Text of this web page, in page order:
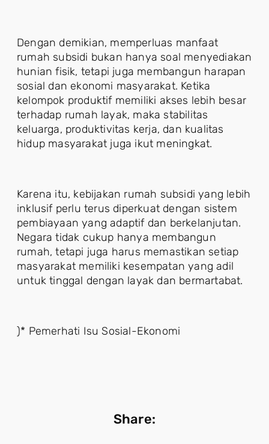
Dengan demikian, memperluas manfaat
rumah subsidi bukan hanya soal menyediakan
hunian fisik, tetapi juga membangun harapan
sosial dan ekonomi masyarakat. Ketika
kelompok produktif memiliki akses lebih besar
terhadap rumah layak, maka stabilitas
keluarga, produktivitas kerja, dan kualitas
hidup masyarakat juga ikut meningkat.
Karena itu, kebijakan rumah subsidi yang lebih
inklusif perlu terus diperkuat dengan sistem
pembiayaan yang adaptif dan berkelanjutan.
Negara tidak cukup hanya membangun
rumah, tetapi juga harus memastikan setiap
masyarakat memiliki kesempatan yang adil
untuk tinggal dengan layak dan bermartabat.
)* Pemerhati Isu Sosial-Ekonomi
Share: